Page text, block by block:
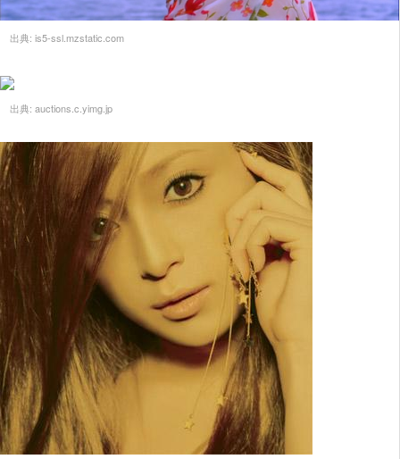
出典: is5-ssl.mzstatic.com
出典: auctions.c.yimg.jp